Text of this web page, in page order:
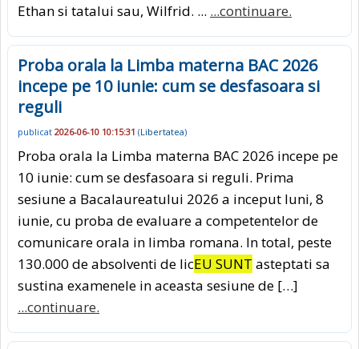
Ethan si tatalui sau, Wilfrid. ... ...continuare.
Proba orala la Limba materna BAC 2026
incepe pe 10 iunie: cum se desfasoara si
reguli
publicat 2026-06-10 10:15:31 (Libertatea)
Proba orala la Limba materna BAC 2026 incepe pe
10 iunie: cum se desfasoara si reguli. Prima
sesiune a Bacalaureatului 2026 a inceput luni, 8
iunie, cu proba de evaluare a competentelor de
comunicare orala in limba romana. In total, peste
130.000 de absolventi de licEU SUNT asteptati sa
sustina examenele in aceasta sesiune de […]
...continuare.